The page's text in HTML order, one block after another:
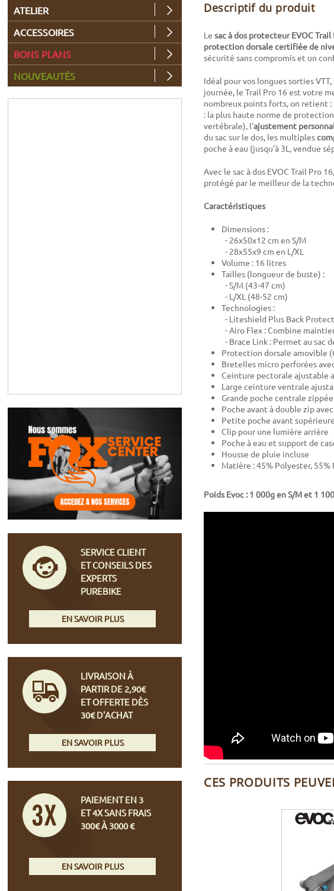
Descriptif du produit
Le sac à dos protecteur EVOC Trail
protection dorsale certifiée de
sécurité sans compromis et un
Idéal pour vos longues sorties
journée, le Trail Pro 16 est votre
nombreux points forts, on retient :
: la plus haute norme de
vertébrale), l'ajustement
du sac sur le dos, les multiples
poche à eau (jusqu'à 3L, vendue
Avec le sac à dos EVOC Trail Pro
protégé par le meilleur de la
Caractéristiques
Dimensions :
- 26x50x12 cm en S/M
- 28x55x9 cm en L/XL
Volume : 16 litres
Tailles (longueur de buste) :
- S/M (43-47 cm)
- L/XL (48-52 cm)
Technologies :
- Liteshield Plus Back
- Airo Flex : Combine
- Brace Link : Permet au sac
Protection dorsale amovible
Bretelles micro perforées
Ceinture pectorale ajustable
Large ceinture ventrale
Grande poche centrale
Poche avant à double zip
Petite poche avant
Clip pour une lumière arrière
Poche à eau et support de
Housse de pluie incluse
Matière : 45% Polyester, 55%
Poids Evoc : 1 000g en S/M et 1
CES PRODUITS
ATELIER
ACCESSOIRES
BONS PLANS
NOUVEAUTÉS
SERVICE CLIENT
ET CONSEILS DES
EXPERTS
PUREBIKE
EN SAVOIR PLUS
LIVRAISON À
PARTIR DE 2,90€
ET OFFERTE DÈS
30€ D'ACHAT
EN SAVOIR PLUS
PAIEMENT EN 3
ET 4X SANS FRAIS
300€ À 3000 €
EN SAVOIR PLUS